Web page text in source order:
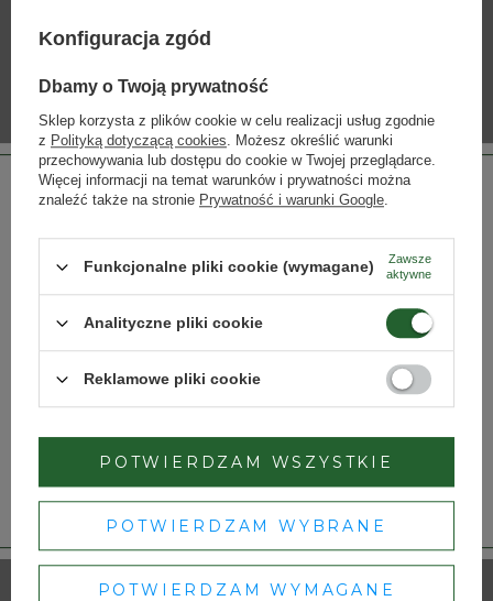
INNE PRODUKTY PRODUCENTA
Lista alkoholi producenta
Biondi-Santi Brunello di
7 154,50 zł
Biondi-Santi Riserva
Vertical Collection 1998,
2008, 2016
15 352,00 zł
Czy masz ukończone 18 lat?
TAK NIE
Dbamy o Twoją prywatność
Konfiguracja zgód
Dbamy o Twoją prywatność
Sklep korzysta z plików cookie w celu realizacji usług zgodnie
z Polityką dotyczącą cookies. Możesz określić warunki
przechowywania lub dostępu do cookie w Twojej przeglądarce.
Więcej informacji na temat warunków i prywatności można
znaleźć także na stronie Prywatność i warunki Google.
Funkcjonalne pliki cookie (wymagane)
Zawsze
aktywne
Analityczne pliki cookie
Reklamowe pliki cookie
POTWIERDZAM WYBRANE
POTWIERDZAM WYMAGANE
POTWIERDZAM WSZYSTKIE